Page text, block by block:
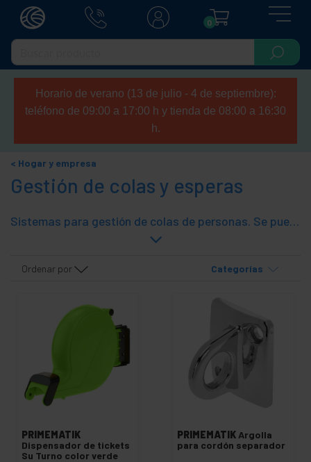
0
Horario de verano (13 de julio - 4 de septiembre):
teléfono de 09:00 a 17:00 h y tienda de 08:00 a 16:30
h.
Hogar y empresa
Gestión de colas y esperas
Sistemas para gestión de colas de personas. Se pueden encadenar diversos postes mediante varios cordones, para crear el diseño de gestión de colas apropiado para cada necesidad. Sistema versátil que permite gestionar colas de personas de forma rápida y eficaz. Sistemas de gestión de colas mediante postes de cinta retraíble, de cuerda, cadena de plástico, etc. Gama de sistemas electrónicos de "Su Turno" para ordenar el turno de ser atendido.
Ordenar por Categorías
PRIMEMATIK
Dispensador de tickets
Su Turno color verde
PRIMEMATIK Argolla
para cordón separador